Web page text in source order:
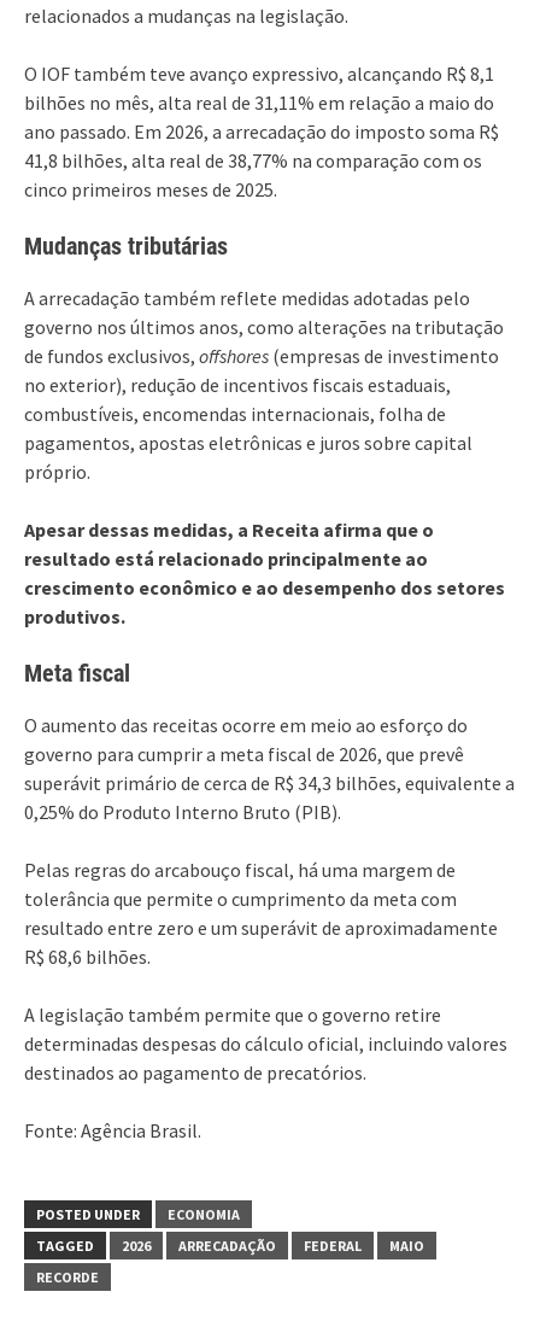
relacionados a mudanças na legislação.
O IOF também teve avanço expressivo, alcançando R$ 8,1
bilhões no mês, alta real de 31,11% em relação a maio do
ano passado. Em 2026, a arrecadação do imposto soma R$
41,8 bilhões, alta real de 38,77% na comparação com os
cinco primeiros meses de 2025.
Mudanças tributárias
A arrecadação também reflete medidas adotadas pelo
governo nos últimos anos, como alterações na tributação
de fundos exclusivos, offshores (empresas de investimento
no exterior), redução de incentivos fiscais estaduais,
combustíveis, encomendas internacionais, folha de
pagamentos, apostas eletrônicas e juros sobre capital
próprio.
Apesar dessas medidas, a Receita afirma que o
resultado está relacionado principalmente ao
crescimento econômico e ao desempenho dos setores
produtivos.
Meta fiscal
O aumento das receitas ocorre em meio ao esforço do
governo para cumprir a meta fiscal de 2026, que prevê
superávit primário de cerca de R$ 34,3 bilhões, equivalente a
0,25% do Produto Interno Bruto (PIB).
Pelas regras do arcabouço fiscal, há uma margem de
tolerância que permite o cumprimento da meta com
resultado entre zero e um superávit de aproximadamente
R$ 68,6 bilhões.
A legislação também permite que o governo retire
determinadas despesas do cálculo oficial, incluindo valores
destinados ao pagamento de precatórios.
Fonte: Agência Brasil.
POSTED UNDER
ECONOMIA
TAGGED
2026 ARRECADAÇÃO FEDERAL
MAIO
RECORDE